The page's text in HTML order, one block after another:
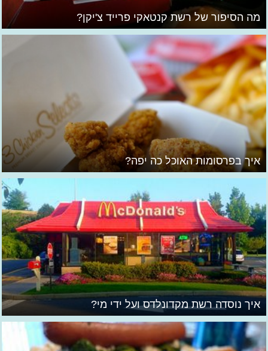
מה הסיפור של רשת קנטאקי פרייד צ'יקן?
איך בפרסומות האוכל כה יפה?
איך נוסדה רשת מקדונלדס ועל ידי מי?